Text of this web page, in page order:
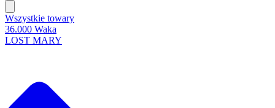
Wszystkie towary
36.000 Waka
LOST MARY